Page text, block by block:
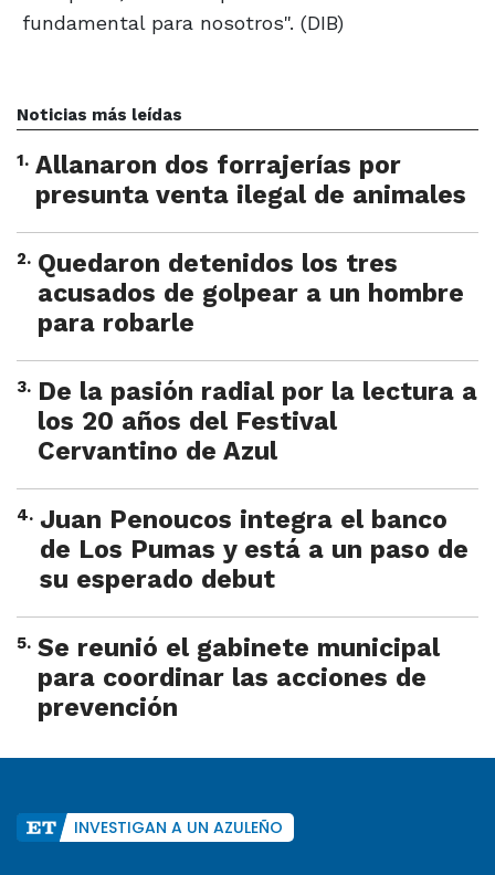
fundamental para nosotros". (DIB)
Noticias más leídas
1. Allanaron dos forrajerías por
presunta venta ilegal de animales
2. Quedaron detenidos los tres
acusados de golpear a un hombre
para robarle
3. De la pasión radial por la lectura a
los 20 años del Festival
Cervantino de Azul
4. Juan Penoucos integra el banco
de Los Pumas y está a un paso de
su esperado debut
5. Se reunió el gabinete municipal
para coordinar las acciones de
prevención
INVESTIGAN A UN AZULEÑO